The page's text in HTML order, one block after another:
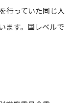
行っていた同じ人
ます。国レベルで